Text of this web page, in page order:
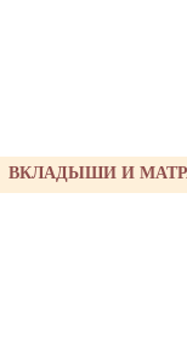
ВКЛАДЫШИ И